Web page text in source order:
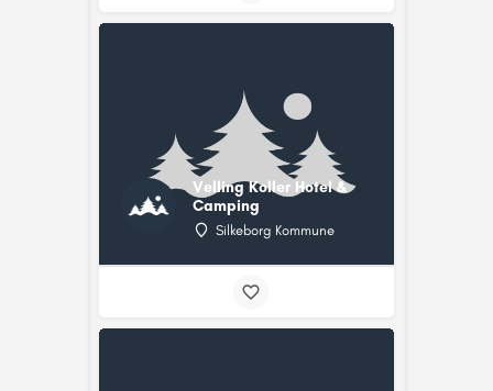
Velling Koller Hotel &
Camping
Silkeborg Kommune